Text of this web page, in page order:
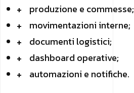
produzione e commesse;
movimentazioni interne;
documenti logistici;
dashboard operative;
automazioni e notifiche.